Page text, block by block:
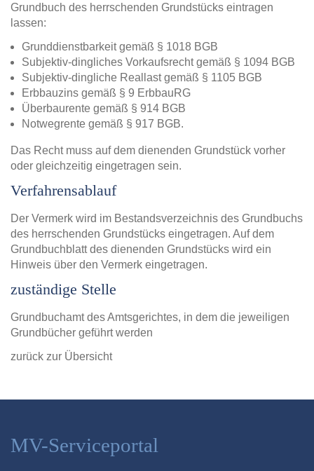
Grundbuch des herrschenden Grundstücks eintragen
lassen:
Grunddienstbarkeit gemäß § 1018 BGB
Subjektiv-dingliches Vorkaufsrecht gemäß § 1094 BGB
Subjektiv-dingliche Reallast gemäß § 1105 BGB
Erbbauzins gemäß § 9 ErbbauRG
Überbaurente gemäß § 914 BGB
Notwegrente gemäß § 917 BGB.
Das Recht muss auf dem dienenden Grundstück vorher
oder gleichzeitig eingetragen sein.
Verfahrensablauf
Der Vermerk wird im Bestandsverzeichnis des Grundbuchs
des herrschenden Grundstücks eingetragen. Auf dem
Grundbuchblatt des dienenden Grundstücks wird ein
Hinweis über den Vermerk eingetragen.
zuständige Stelle
Grundbuchamt des Amtsgerichtes, in dem die jeweiligen
Grundbücher geführt werden
zurück zur Übersicht
MV-Serviceportal